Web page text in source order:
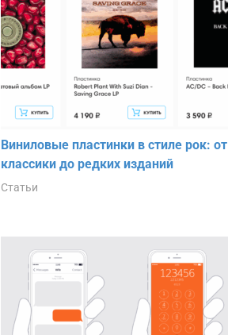
Виниловые пластинки в стиле рок: от
классики до редких изданий
Статьи